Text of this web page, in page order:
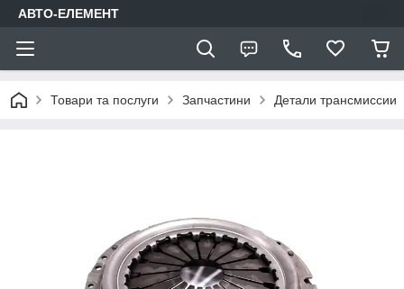
АВТО-ЕЛЕМЕНТ
Товари та послуги Запчастини Детали трансмиссии